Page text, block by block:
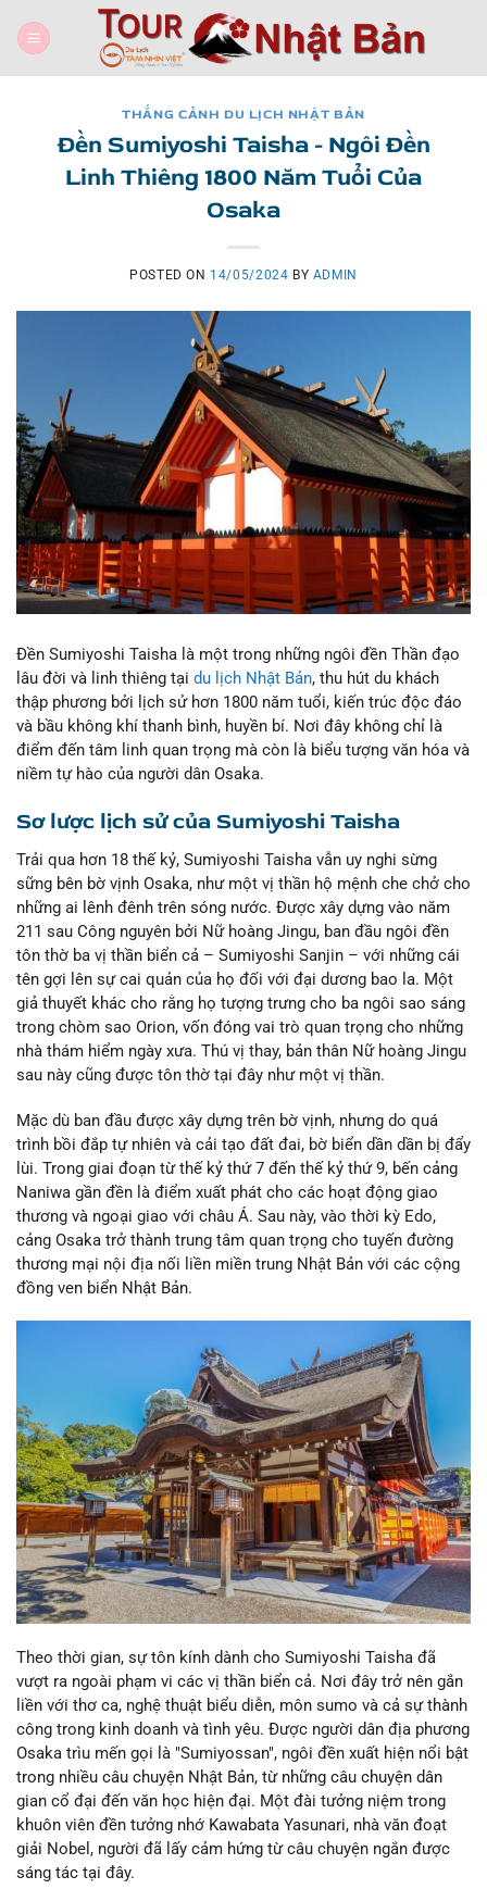
content
THẮNG CẢNH DU LỊCH NHẬT BẢN
Đền Sumiyoshi Taisha - Ngôi Đền
Linh Thiêng 1800 Năm Tuổi Của
Osaka
POSTED ON 14/05/2024 BY ADMIN
Đền Sumiyoshi Taisha là một trong những ngôi đền Thần đạo
lâu đời và linh thiêng tại du lịch Nhật Bản, thu hút du khách
thập phương bởi lịch sử hơn 1800 năm tuổi, kiến trúc độc đáo
và bầu không khí thanh bình, huyền bí. Nơi đây không chỉ là
điểm đến tâm linh quan trọng mà còn là biểu tượng văn hóa và
niềm tự hào của người dân Osaka.
Sơ lược lịch sử của Sumiyoshi Taisha
Trải qua hơn 18 thế kỷ, Sumiyoshi Taisha vẫn uy nghi sừng
sững bên bờ vịnh Osaka, như một vị thần hộ mệnh che chở cho
những ai lênh đênh trên sóng nước. Được xây dựng vào năm
211 sau Công nguyên bởi Nữ hoàng Jingu, ban đầu ngôi đền
tôn thờ ba vị thần biển cả – Sumiyoshi Sanjin – với những cái
tên gợi lên sự cai quản của họ đối với đại dương bao la. Một
giả thuyết khác cho rằng họ tượng trưng cho ba ngôi sao sáng
trong chòm sao Orion, vốn đóng vai trò quan trọng cho những
nhà thám hiểm ngày xưa. Thú vị thay, bản thân Nữ hoàng Jingu
sau này cũng được tôn thờ tại đây như một vị thần.
Mặc dù ban đầu được xây dựng trên bờ vịnh, nhưng do quá
trình bồi đắp tự nhiên và cải tạo đất đai, bờ biển dần dần bị đẩy
lùi. Trong giai đoạn từ thế kỷ thứ 7 đến thế kỷ thứ 9, bến cảng
Naniwa gần đền là điểm xuất phát cho các hoạt động giao
thương và ngoại giao với châu Á. Sau này, vào thời kỳ Edo,
cảng Osaka trở thành trung tâm quan trọng cho tuyến đường
thương mại nội địa nối liền miền trung Nhật Bản với các cộng
đồng ven biển Nhật Bản.
Theo thời gian, sự tôn kính dành cho Sumiyoshi Taisha đã
vượt ra ngoài phạm vi các vị thần biển cả. Nơi đây trở nên gắn
liền với thơ ca, nghệ thuật biểu diễn, môn sumo và cả sự thành
công trong kinh doanh và tình yêu. Được người dân địa phương
Osaka trìu mến gọi là "Sumiyossan", ngôi đền xuất hiện nổi bật
trong nhiều câu chuyện Nhật Bản, từ những câu chuyện dân
gian cổ đại đến văn học hiện đại. Một đài tưởng niệm trong
khuôn viên đền tưởng nhớ Kawabata Yasunari, nhà văn đoạt
giải Nobel, người đã lấy cảm hứng từ câu chuyện ngắn được
sáng tác tại đây.